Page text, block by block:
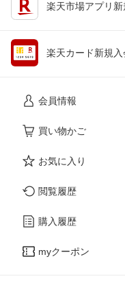
楽天市場アプリ
楽天カード新規
会員情報
買い物かご
お気に入り
閲覧履歴
購入履歴
myクーポン